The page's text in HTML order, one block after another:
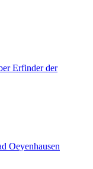
Erfinder der
Oeyenhausen